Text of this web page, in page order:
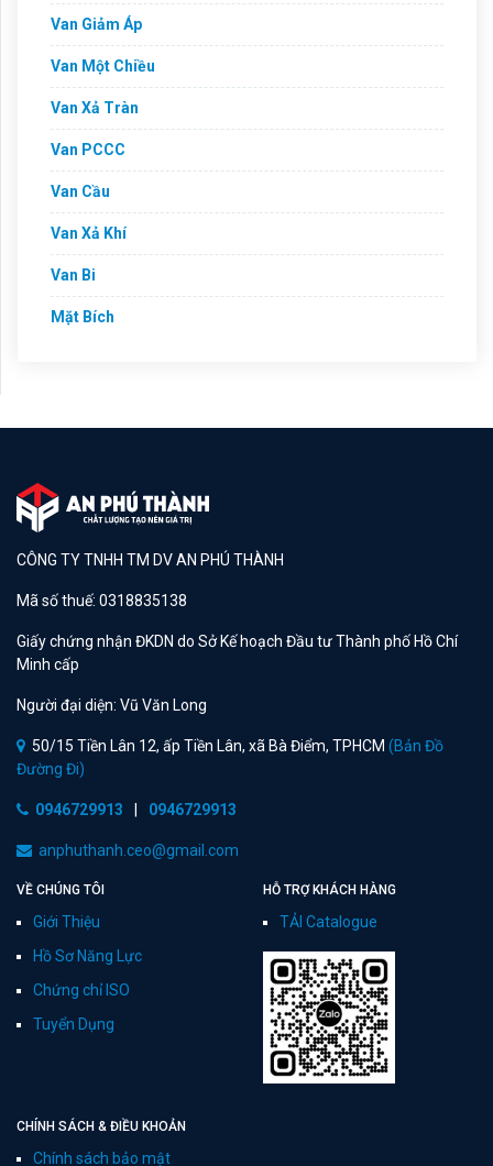
Van Giảm Áp
Van Một Chiều
Van Xả Tràn
Van PCCC
Van Cầu
Van Xả Khí
Van Bi
Mặt Bích
CÔNG TY TNHH TM DV AN PHÚ THÀNH
Mã số thuế: 0318835138
Giấy chứng nhận ĐKDN do Sở Kế hoạch Đầu tư Thành phố Hồ Chí
Minh cấp
Người đại diện: Vũ Văn Long
50/15 Tiền Lân 12, ấp Tiền Lân, xã Bà Điểm, TPHCM (Bản Đồ
Đường Đi)
0946729913 0946729913
anphuthanh.ceo@gmail.com
VỀ CHÚNG TÔI
Giới Thiệu
Hồ Sơ Năng Lực
Chứng chỉ ISO
Tuyển Dụng
HỖ TRỢ KHÁCH HÀNG
TẢI Catalogue
CHÍNH SÁCH & ĐIỀU KHOẢN
Chính sách bảo mật